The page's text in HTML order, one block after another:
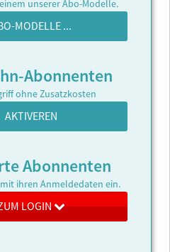
unserer Abo-Modelle.
MODELLE ...
Abonnenten
ohne Zusatzkosten
AKTIVEREN
Abonnenten
mit ihren Anmeldedaten ein.
LOGIN